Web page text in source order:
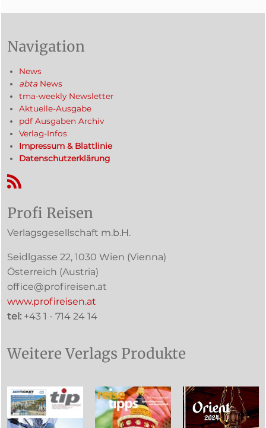
Navigation
News
abta News
tma-weekly Newsletter
Aktuelle-Ausgabe
pdf Ausgaben Archiv
Verlag-Infos
Impressum & Blattlinie
Datenschutzerklärung
RSS-Feed
Profi Reisen
Verlagsgesellschaft m.b.H.
Seidlgasse 22, 1030 Wien (Vienna)
Österreich (Austria)
office@profireisen.at
www.profireisen.at
tel: +43 1 - 714 24 14
Weitere Verlags Produkte